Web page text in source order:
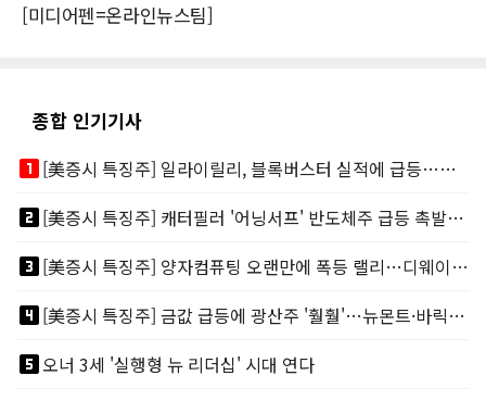
[미디어펜=온라인뉴스팀]
종합 인기기사
looks_one
[美증시 특징주] 일라이릴리, 블록버스터 실적에 급등…마운자로 매출 폭발
looks_two
[美증시 특징주] 캐터필러 '어닝서프' 반도체주 급등 촉발…"AI 데이터센터 건설 강력"
looks_3
[美증시 특징주] 양자컴퓨팅 오랜만에 폭등 랠리…디웨이브·아이온큐 주도
looks_4
[美증시 특징주] 금값 급등에 광산주 '훨훨'…뉴몬트·바릭마이닝 주도
looks_5오너 3세 '실행형 뉴 리더십' 시대 연다